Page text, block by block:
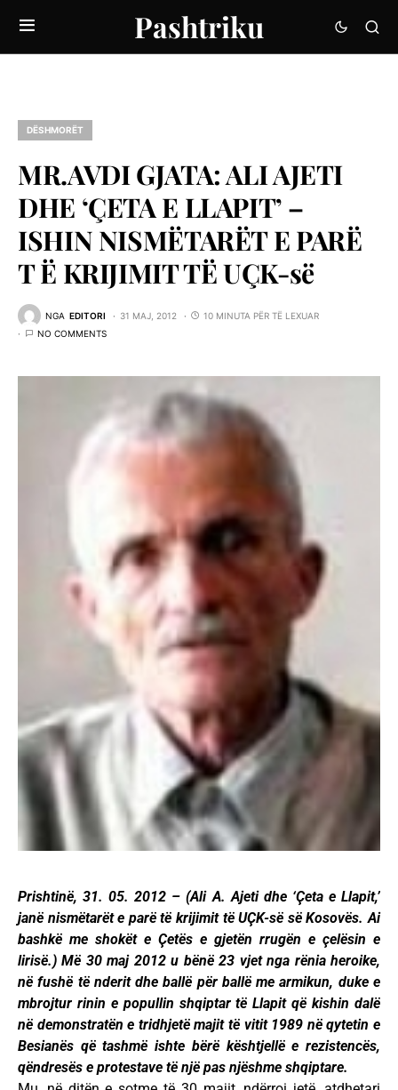
Pashtriku
DËSHMORËT
MR.AVDI GJATA: ALI AJETI
DHE ‘ÇETA E LLAPIT’ –
ISHIN NISMËTARËT E PARË
T Ë KRIJIMIT TË UÇK-së
NGA EDITORI 31 MAJ, 2012
10 MINUTA PËR TË LEXUAR
NO COMMENTS
Prishtinë, 31. 05. 2012 – (Ali A. Ajeti dhe ‘Çeta e Llapit,’
janë nismëtarët e parë të krijimit të UÇK-së së Kosovës. Ai
bashkë me shokët e Çetës e gjetën rrugën e çelësin e
lirisë.) Më 30 maj 2012 u bënë 23 vjet nga rënia heroike,
në fushë të nderit dhe ballë për ballë me armikun, duke e
mbrojtur rinin e popullin shqiptar të Llapit që kishin dalë
në demonstratën e tridhjetë majit të vitit 1989 në qytetin e
Besianës që tashmë ishte bërë kështjellë e rezistencës,
qëndresës e protestave të një pas njëshme shqiptare.